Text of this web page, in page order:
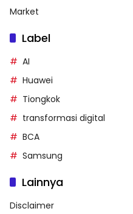
Market
Label
AI
Huawei
Tiongkok
transformasi digital
BCA
Samsung
Lainnya
Disclaimer